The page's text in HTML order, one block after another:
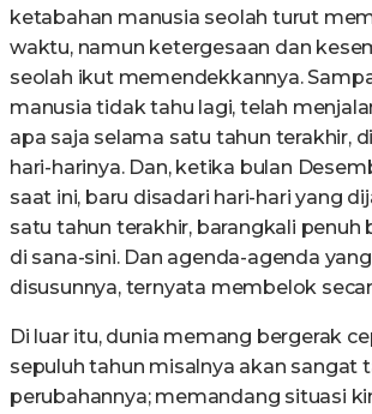
ketabahan manusia seolah turut
waktu, namun ketergesaan dan
seolah ikut memendekkannya.
manusia tidak tahu lagi, telah
apa saja selama satu tahun terakhir,
hari-harinya. Dan, ketika bulan
saat ini, baru disadari hari-hari yang
satu tahun terakhir, barangkali penuh
di sana-sini. Dan agenda-agenda
disusunnya, ternyata membelok
Di luar itu, dunia memang bergerak
sepuluh tahun misalnya akan sangat
perubahannya; memandang situasi